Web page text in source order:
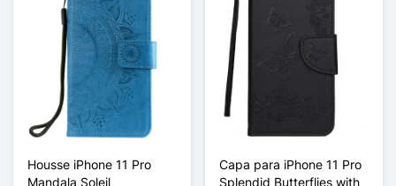
Housse iPhone 11 Pro
Mandala Soleil
Capa para iPhone 11 Pro
Splendid Butterflies with